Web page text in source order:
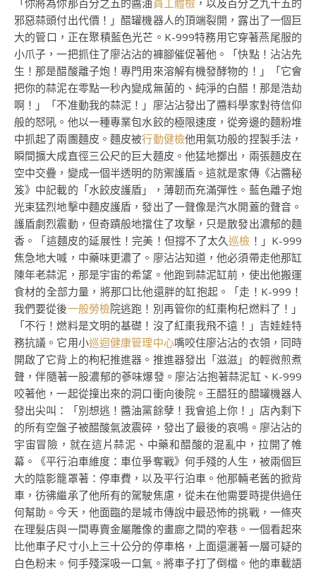
「你將為你那百分之五的醬油 員工體檢，以及百分之九十五的
邪惡蒜頭付出代價！」醋罐機器人的頂端裂開，露出了一個巨
大的管口，正在聚積藍色光芒。K-999特務用它穿著燕尾服的
小爪子，一把抓住了廖沾沾的褲腳催促著他。「快點！沾沾先
生！那是醋酸離子炮！專門用來溶解有機發酵物的！」「它會
把你的蒜泥在零點一秒內變成無菌的、純淨的白醋！那是浩劫
啊！」「不准動我的蒜泥！」廖沾沾發出了醬料學家對待信仰
般的怒吼。他以一種專業包水餃的極限速度，從旁邊的麵粉堆
中抓起了兩團麵皮。麵皮被行動健檢他用氣功般的捏製手法，
瞬間擴大成直徑三公尺的巨大麵皮。他猛地擲出，兩張麵皮在
空中交疊，變成一個半透明的防禦護盾。這就是家傳《沾醬秘
笈》中記載的「水餃皮護盾」，薄韌而充滿彈性。藍色離子炮
光束猛烈地擊中麵皮護盾，發出了一聲像是汽水開蓋的聲音。
護盾劇烈震動，但奇蹟般地擋住了攻擊，只是散發出濃郁的麵
香。「這麵皮的延展性！完美！但撐不了太久巡檢 ！」K-999
焦急地大喊，中藥味更濃了。廖沾沾知道，他必須帶走他那缸
陳年老蒜泥，那是宇宙的希望。他跑到蒜泥缸前，使出他搬運
食材的全部力量，將那口比他還胖的缸抱起。「走！K-999！
我們要從後一般勞檢院逃跑！別再管你的紅棗枸杞燃料了！」
「不行！燃料是文明的基礎！沒了紅棗我飛不遠！」吉娃娃特
務抗議。它用小巡迴健康管理中心嘴咬住廖沾沾的衣領，同時
開啟了它背上的枸杞推進器。推進器發出「滋滋」的輕微煎煮
聲，伴隨著一股濃郁的蔘味爆發。廖沾沾抱著蒜泥缸、K-999
咬著他，一起從撞出來的洞口衝向後院。王醋狂的醋罐機器人
發出尖叫：「別想逃！醬油黨餘孽！我會追上你！」店內剩下
的所有空盤子被醋酸氣波震碎，發出了最後的哀鳴。廖沾沾的
宇宙冒險，就在這片蒜泥、中藥和醋酸的混亂中，拉開了帷
幕。《平行泊車維度：車位爭奪戰》何手殘的人生，被兩個巨
大的陰影籠罩著：停車費，以及平行泊車。他那輛老舊的掀背
車，彷彿繼承了他所有的駕駛焦慮，從未在他需要時提供過任
何幫助。今天，他面臨的是城市傳說中最恐怖的挑戰，一條夾
在理髮店與一間專賣金屬雕像的畫廊之間的窄巷。一個看起來
比他車子尺寸小上三十公分的停車格，上面還灑著一層可疑的
白色粉末。何手殘深吸一口氣。將車子打了倒檔。他的車載語